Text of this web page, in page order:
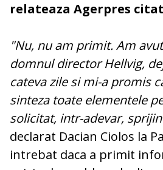
relateaza Agerpres
"Nu, nu am primit. Am
domnul director Hellvig,
cateva zile si mi-a promis
sinteza toate elementele
solicitat, intr-adevar,
declarat Dacian Ciolos la
intrebat daca a primit